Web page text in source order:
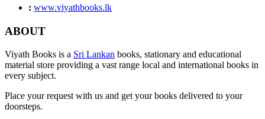
: www.viyathbooks.lk
ABOUT
Viyath Books is a Sri Lankan books, stationary and educational
material store providing a vast range local and international books in
every subject.
Place your request with us and get your books delivered to your
doorsteps.